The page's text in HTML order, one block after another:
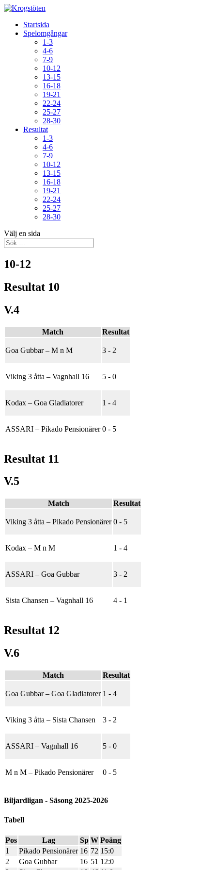
Startsida
Spelomgångar
1-3
4-6
7-9
10-12
13-15
16-18
19-21
22-24
25-27
28-30
Resultat
1-3
4-6
7-9
10-12
13-15
16-18
19-21
22-24
25-27
28-30
Välj en sida
10-12
Resultat 10
V.4
Match Resultat
Goa Gubbar – M n M 3 - 2
Viking 3 åtta – Vagnhall 16 5 - 0
Kodax – Goa Gladiatorer 1 - 4
ASSARI – Pikado Pensionärer 0 - 5
Resultat 11
V.5
Match Resultat
Viking 3 åtta – Pikado Pensionärer 0 - 5
Kodax – M n M 1 - 4
ASSARI – Goa Gubbar 3 - 2
Sista Chansen – Vagnhall 16 4 - 1
Resultat 12
V.6
Match Resultat
Goa Gubbar – Goa Gladiatorer 1 - 4
Viking 3 åtta – Sista Chansen 3 - 2
ASSARI – Vagnhall 16 5 - 0
M n M – Pikado Pensionärer 0 - 5
Biljardligan - Säsong 2025-2026
Tabell
Pos Lag Sp W Poäng
1
Pikado Pensionärer 16 72 15:0
2
Goa Gubbar 16 51 12:0